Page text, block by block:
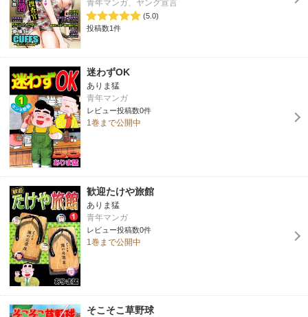
青年マンガ、ヤング宣言
(5.0)
投稿数1件
迷わずOK
ありま猛
青年マンガ
レビュー投稿数0件
1巻まで公開中
歓迎たけや旅館
ありま猛
青年マンガ
レビュー投稿数0件
1巻まで公開中
そこそこ草野球